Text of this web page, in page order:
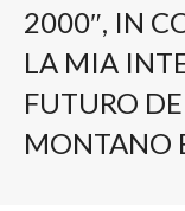
2000″, IN
LA MIA
FUTURO
MONTANO